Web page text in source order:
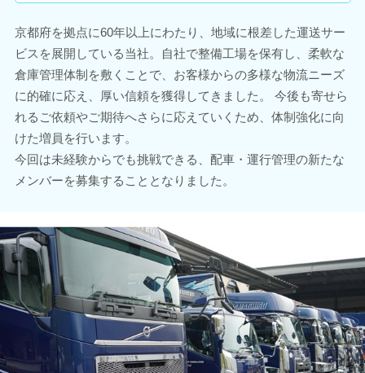
京都府を拠点に60年以上にわたり、地域に根差した運送サー
ビスを展開している当社。自社で整備工場を保有し、柔軟な
倉庫管理体制を敷くことで、お客様からの多様な物流ニーズ
に的確に応え、厚い信頼を獲得してきました。 今後も寄せら
れるご依頼やご期待へさらに応えていくため、体制強化に向
けた増員を行います。
今回は未経験からでも挑戦できる、配車・運行管理の新たな
メンバーを募集することとなりました。